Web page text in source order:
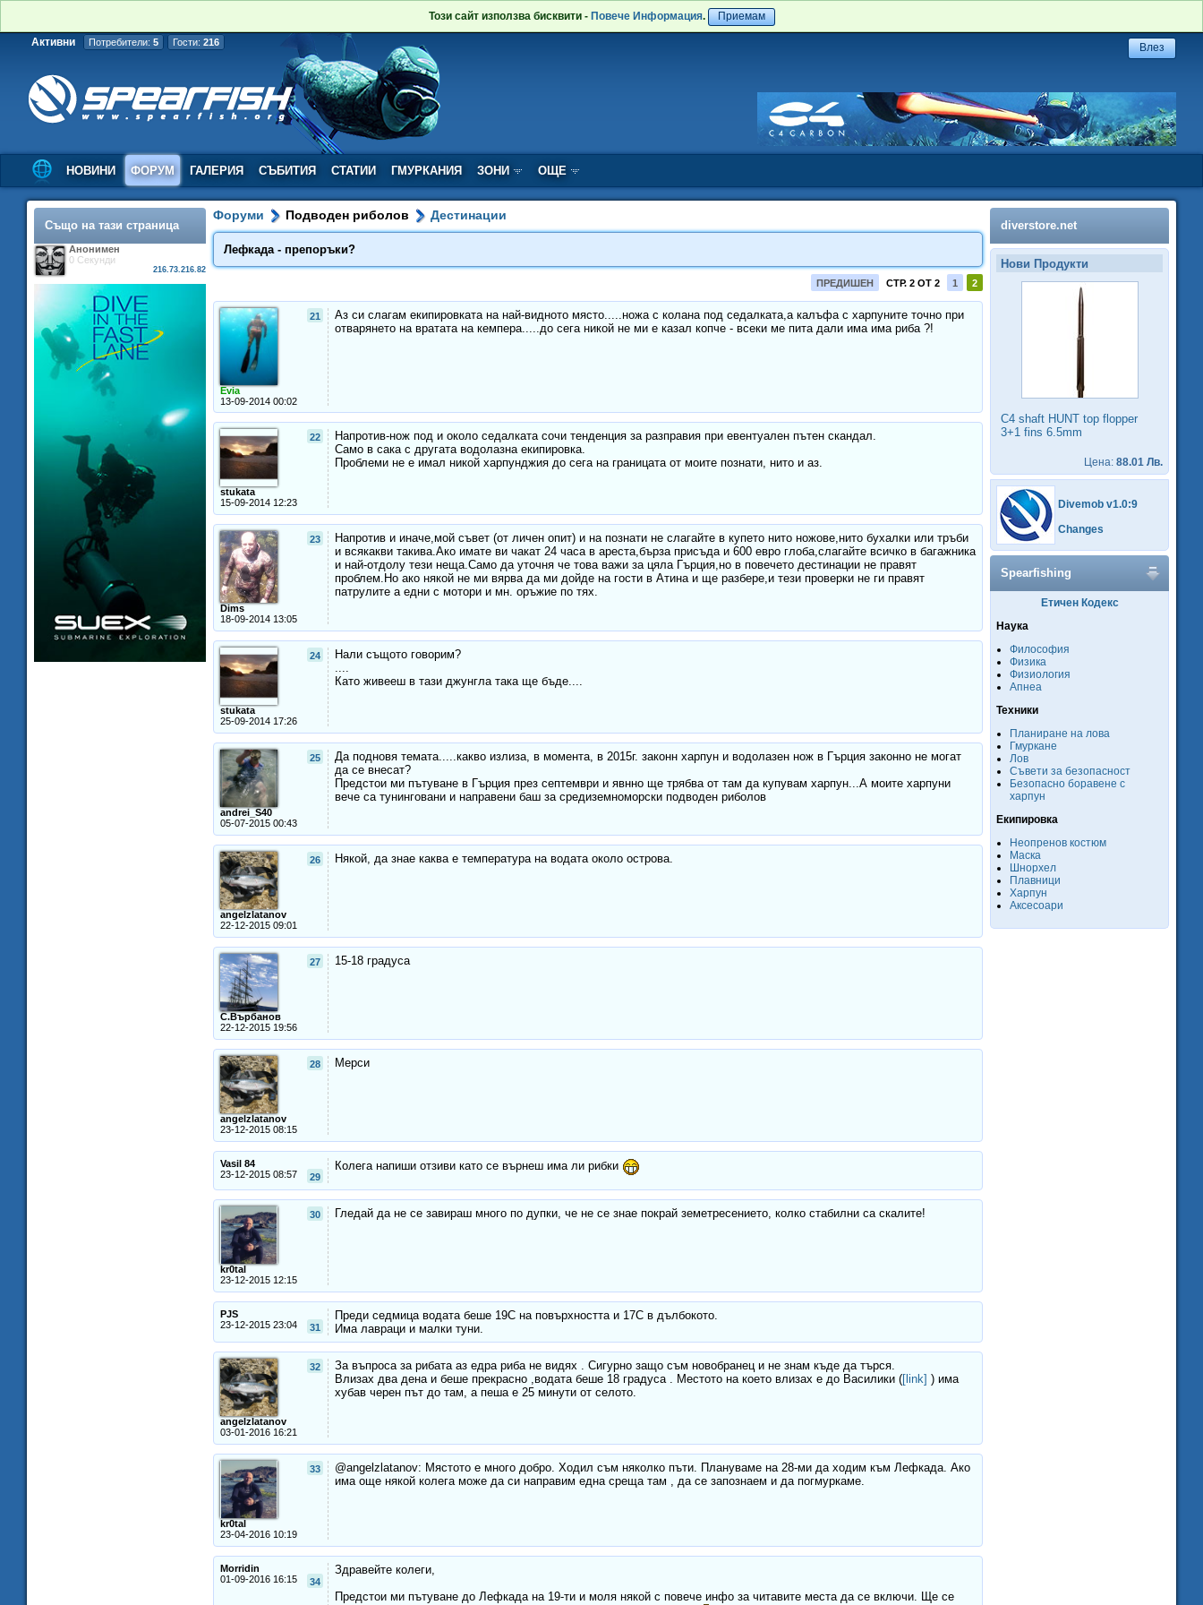
Този сайт използва бисквити - Повече Информация. Приемам
Активни Потребители: 5 Гости: 216
НОВИНИ ФОРУМ ГАЛЕРИЯ СЪБИТИЯ СТАТИИ ГМУРКАНИЯ ЗОНИ ОЩЕ
Също на тази страница
Анонимен
0 Секунди
216.73.216.82
Форуми Подводен риболов Дестинации
Лефкада - препоръки?
ПРЕДИШЕН СТР. 2 ОТ 2 1 2
21
Evia
13-09-2014 00:02
Аз си слагам екипировката на най-видното място.....ножа с колана под седалката,а калъфа с харпуните точно при
отварянето на вратата на кемпера.....до сега никой не ми е казал копче - всеки ме пита дали има има риба ?!
22
stukata
15-09-2014 12:23
Напротив-нож под и около седалката сочи тенденция за разправия при евентуален пътен скандал.
Само в сака с другата водолазна екипировка.
Проблеми не е имал никой харпунджия до сега на границата от моите познати, нито и аз.
23
Dims
18-09-2014 13:05
Напротив и иначе,мой съвет (от личен опит) и на познати не слагайте в купето нито ножове,нито бухалки или тръби
и всякакви такива.Ако имате ви чакат 24 часа в ареста,бърза присъда и 600 евро глоба,слагайте всичко в багажника
и най-отдолу тези неща.Само да уточня че това важи за цяла Гърция,но в повечето дестинации не правят
проблем.Но ако някой не ми вярва да ми дойде на гости в Атина и ще разбере,и тези проверки не ги правят
патрулите а едни с мотори и мн. оръжие по тях.
24
stukata
25-09-2014 17:26
Нали същото говорим?
....
Като живееш в тази джунгла така ще бъде....
25
andrei_S40
05-07-2015 00:43
Да подновя темата.....какво излиза, в момента, в 2015г. законн харпун и водолазен нож в Гърция законно не могат
да се внесат?
Предстои ми пътуване в Гърция през септември и явнно ще трябва от там да купувам харпун...А моите харпуни
вече са тунинговани и направени баш за средиземноморски подводен риболов
26
angelzlatanov
22-12-2015 09:01
Някой, да знае каква е температура на водата около острова.
27
С.Върбанов
22-12-2015 19:56
15-18 градуса
28
angelzlatanov
23-12-2015 08:15
Мерси
Vasil 84
29
23-12-2015 08:57
Колега напиши отзиви като се върнеш има ли рибки
30
kr0tal
23-12-2015 12:15
Гледай да не се завираш много по дупки, че не се знае покрай земетресението, колко стабилни са скалите!
PJS
31
23-12-2015 23:04
Преди седмица водата беше 19С на повърхността и 17С в дълбокото.
Има лавраци и малки туни.
32
angelzlatanov
03-01-2016 16:21
За въпроса за рибата аз едра риба не видях . Сигурно защо съм новобранец и не знам къде да търся.
Влизах два дена и беше прекрасно ,водата беше 18 градуса . Местото на което влизах е до Василики ([link] ) има
хубав черен път до там, а пеша е 25 минути от селото.
33
kr0tal
23-04-2016 10:19
@angelzlatanov: Мястото е много добро. Ходил съм няколко пъти. Плануваме на 28-ми да ходим към Лефкада. Ако
има още някой колега може да си направим една среща там , да се запознаем и да погмуркаме.
Morridin
34
01-09-2016 16:15
Здравейте колеги,
Предстои ми пътуване до Лефкада на 19-ти и моля някой с повече инфо за читавите места да се включи. Ще се
diverstore.net
Нови Продукти
C4 shaft HUNT top flopper
3+1 fins 6.5mm
Цена: 88.01 Лв.
Divemob v1.0:9
Changes
Spearfishing
Етичен Кодекс
Наука
Философия
Физика
Физиология
Апнеа
Техники
Планиране на лова
Гмуркане
Лов
Съвети за безопасност
Безопасно боравене с
харпун
Екипировка
Неопренов костюм
Маска
Шнорхел
Плавници
Харпун
Аксесоари